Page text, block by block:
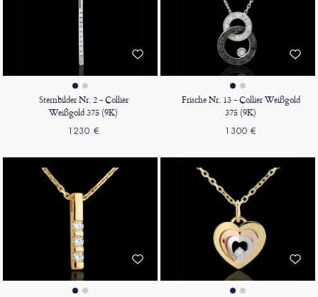
Sternbilder Nr. 2 - Collier
Weißgold 375 (9K)
1230 €
Frische Nr. 13 - Collier Weißgold
375 (9K)
1300 €